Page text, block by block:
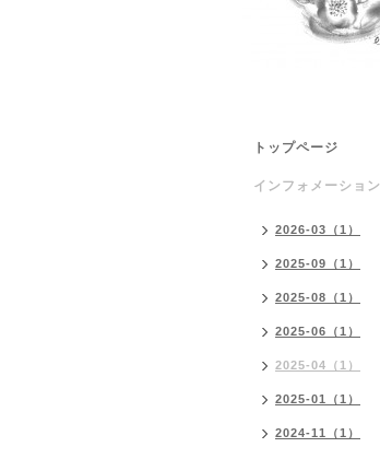
トップページ
インフォメーション
2026-03（1）
2025-09（1）
2025-08（1）
2025-06（1）
2025-04（1）
2025-01（1）
2024-11（1）